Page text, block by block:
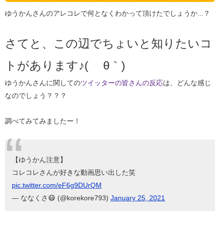
ゆうかんさんのアレコレで何となくわかって頂けたでしょうか...？
さてと、この辺でちょいと知りたいコ
トがあります♪( ´θ｀)
ゆうかんさんに関してのツイッターの皆さんの反応は、どんな感じ
なのでしょう？？？
調べてみてみましたー！
【ゆうかん注意】
コレコレさんが好きな動画思い出した笑
pic.twitter.com/eF6g9DUrQM
— ななくさ😷 (@korekore793) January 25, 2021